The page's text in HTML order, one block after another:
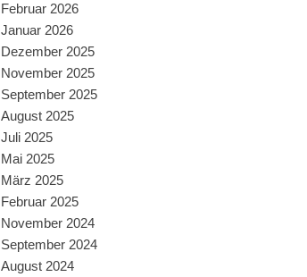
Februar 2026
Januar 2026
Dezember 2025
November 2025
September 2025
August 2025
Juli 2025
Mai 2025
März 2025
Februar 2025
November 2024
September 2024
August 2024